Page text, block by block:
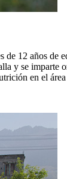
12 años
y se
en el